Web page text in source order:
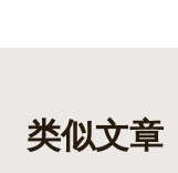
类似文章